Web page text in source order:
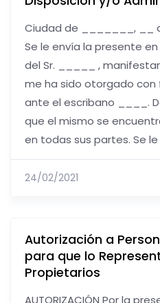
Ciudad de _______, __
Se le envía la presente
del Sr. _____ ,
me ha sido otorgado
ante el escribano ____.
que el mismo se
en todas sus partes. Se
24/02/2021
Autorización a
para que lo
Propietarios
AUTORIZACIÓN Por la